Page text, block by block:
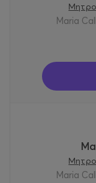
Maria
Maria